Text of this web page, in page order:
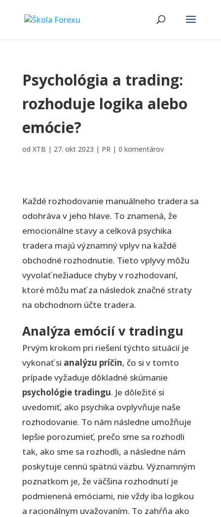
Psychológia a trading:
rozhoduje logika alebo
emócie?
od XTB | 27. okt 2023 | PR| 0 komentárov
Každé rozhodovanie manuálneho tradera sa
odohráva v jeho hlave. To znamená, že
emocionálne stavy a celková psychika
tradera majú významný vplyv na každé
obchodné rozhodnutie. Tieto vplyvy môžu
vyvolať nežiaduce chyby v rozhodovaní,
ktoré môžu mať za následok značné straty
na obchodnom účte tradera.
Analýza emócií v tradingu
Prvým krokom pri riešení týchto situácií je
vykonať si analýzu príčin, čo si v tomto
prípade vyžaduje dôkladné skúmanie
psychológie tradingu. Je dôležité si
uvedomiť, ako psychika ovplyvňuje naše
rozhodovanie. To nám následne umožňuje
lepšie porozumieť, prečo sme sa rozhodli
tak, ako sme sa rozhodli, a následne nám
poskytuje cennú spätnú väzbu. Významným
poznatkom je, že väčšina rozhodnutí je
podmienená emóciami, nie vždy iba logikou
a racionálnym uvažovaním. To zahŕňa ako